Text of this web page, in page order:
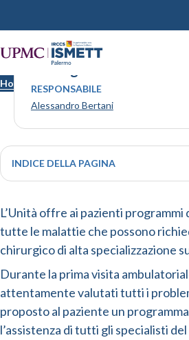
Home Chirurgia toracica
Chirurgia toracica
RESPONSABILE
Alessandro Bertani
INDICE DELLA PAGINA
L’Unità offre ai pazienti
tutte le malattie che possono
chirurgico di alta specializzazione
Durante la prima visita
attentamente valutati tutti i
proposto al paziente un
l’assistenza di tutti gli specialisti